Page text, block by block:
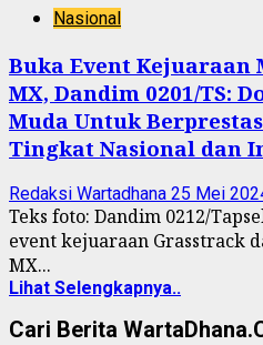
Nasional
Buka Event Kejuaraan
MX, Dandim 0201/TS:
Muda Untuk
Tingkat Nasional dan
Redaksi Wartadhana 25 Mei
Teks foto: Dandim 0212/
event kejuaraan Grasstrack
MX...
Lihat Selengkapnya..
Cari Berita